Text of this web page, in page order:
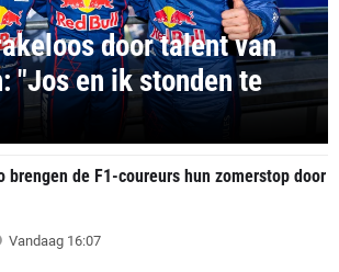
door talent van
"Jos en ik stonden te
brengen de F1-coureurs hun zomerstop door
Vandaag 16:07